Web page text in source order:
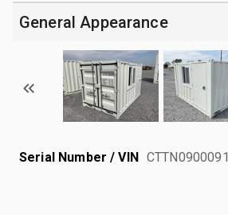
General Appearance
Serial Number / VIN CTTN0900091